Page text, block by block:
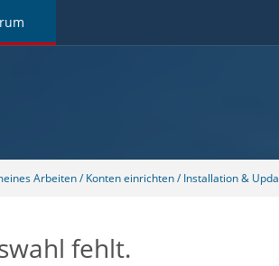
Arbeiten / Konten einrichten / Installation &
fehlt.